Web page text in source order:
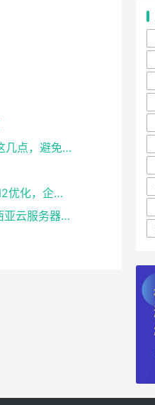
国外便宜的云服务器怎么选？牢记这几点，避免踩坑
香港云服务器天花板！8核16G+CN2优化，企业级数据安全+毫秒级延迟双保险！
千元价，万元性能！MY-RAK马来西亚云服务器：首月5折+免费SEO工具，中小企业出海“降本神器”